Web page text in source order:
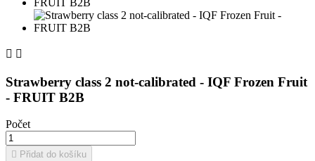
 
Strawberry class 2 not-calibrated - IQF Frozen Fruit
- FRUIT B2B
Počet
 Přidat do košíku